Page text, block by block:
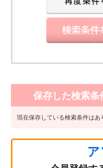
保存した検索条
現在保存している検索条件はあ
ア